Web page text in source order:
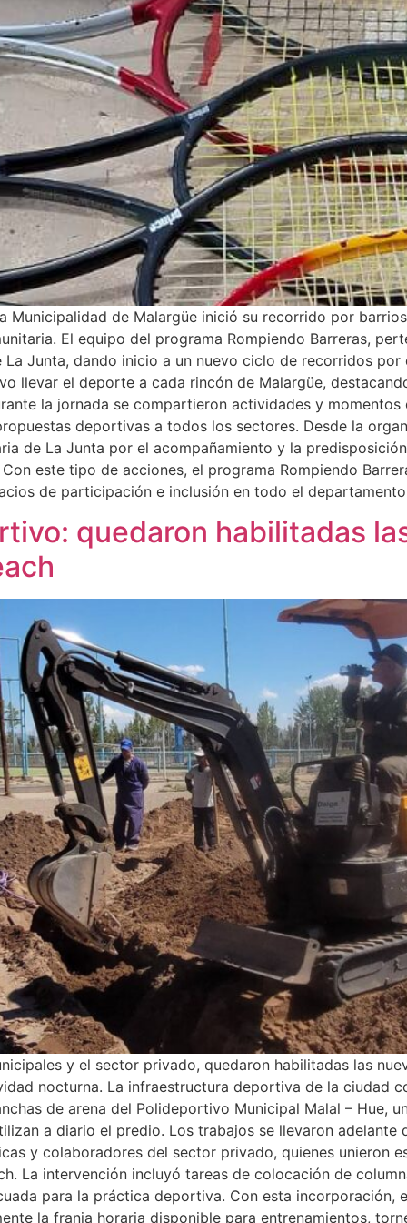
Municipalidad de Malargüe inició su recorrido por
El equipo del programa Rompiendo Barreras,
Junta, dando inicio a un nuevo ciclo de recorridos
llevar el deporte a cada rincón de Malargüe,
la jornada se compartieron actividades y
deportivas a todos los sectores. Desde la
de La Junta por el acompañamiento y la
este tipo de acciones, el programa Rompiendo
de participación e inclusión en todo el
quedaron habilitadas
y el sector privado, quedaron habilitadas las
nocturna. La infraestructura deportiva de la ciudad
de arena del Polideportivo Municipal Malal – Hue,
a diario el predio. Los trabajos se llevaron adelante
y colaboradores del sector privado, quienes unieron
La intervención incluyó tareas de colocación de
para la práctica deportiva. Con esta incorporación,
la franja horaria disponible para entrenamientos,